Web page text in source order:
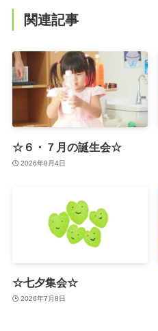
関連記事
☆６・７月の誕生会☆
2026年8月4日
☆七夕集会☆
2026年7月8日